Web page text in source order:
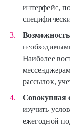
интерфейс,
Наиболее
рассылок,
Совокупная
изучить
ежегодной